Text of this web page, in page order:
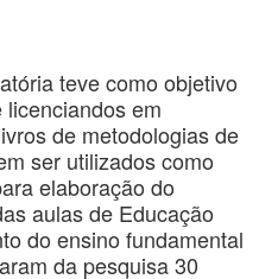
teve como objetivo
em
de metodologias de
ser utilizados como
elaboração do
aulas de Educação
do ensino fundamental
da pesquisa 30